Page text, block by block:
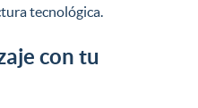
tecnológica.
con tu